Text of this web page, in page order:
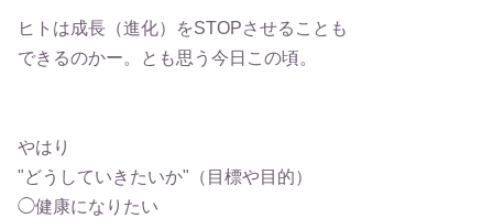
ヒトは成長（進化）をSTOPさせることも
できるのかー。とも思う今日この頃。
やはり
"どうしていきたいか"（目標や目的）
◯健康になりたい